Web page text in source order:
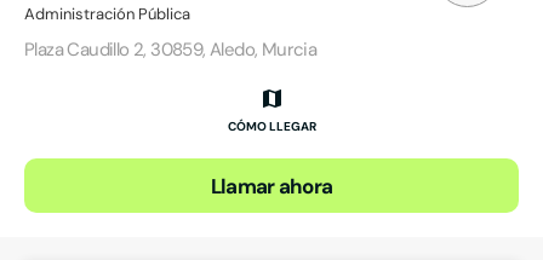
Administración Pública
Plaza Caudillo 2, 30859, Aledo, Murcia
CÓMO LLEGAR
Llamar ahora